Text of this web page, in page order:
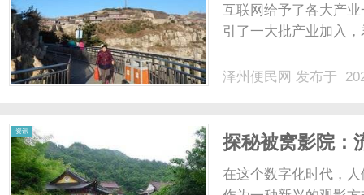
互联网给予了各大产
引了一大批产业加入
泽州便民网 发布于
资讯
探秘被窝影院：
在这个数字化时代，